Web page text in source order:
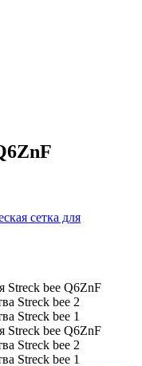
сетка для